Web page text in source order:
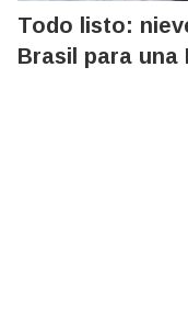
Todo listo:
Brasil para una